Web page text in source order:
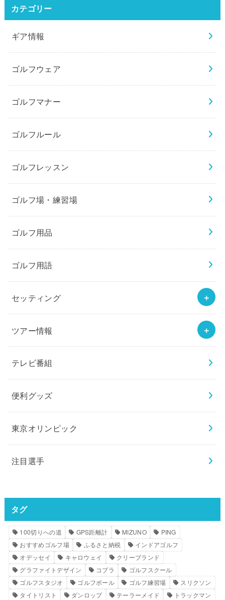
カテゴリー
ギア情報
ゴルフウェア
ゴルフマナー
ゴルフルール
ゴルフレッスン
ゴルフ場・練習場
ゴルフ用品
ゴルフ用語
セッティング
ツアー情報
テレビ番組
便利グッズ
東京オリンピック
注目選手
タグ
100切りへの道 GPS距離計 MIZUNO
PING
おすすめゴルフ場
ふるさと納税
インドアゴルフ
オデッセイ
キャロウェイ
クリーブランド
グラファイトデザイン
コブラ
ゴルフスクール
ゴルフスタジオ
ゴルフボール ゴルフ練習場
スリクソン
タイトリスト
ダンロップ テーラーメイド トラックマン